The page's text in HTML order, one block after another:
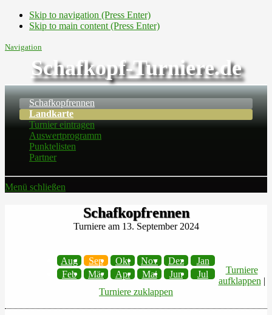
Skip to navigation (Press Enter)
Skip to main content (Press Enter)
Navigation
Schafkopf-Turniere.de
Schafkopfrennen
Landkarte
Turnier eintragen
Auswertprogramm
Punktelisten
Partner
Menü schließen
Schafkopfrennen
Turniere am 13. September 2024
Aug Sep Okt Nov Dez
Jan
Feb
Mär Apr Mai Jun Jul
Turniere
aufklappen |
Turniere zuklappen